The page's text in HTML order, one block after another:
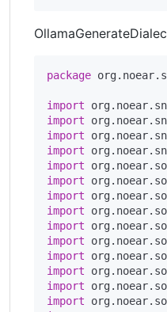
package
import
import
import
import
import
import
import
import
import
import
import
import
import
import